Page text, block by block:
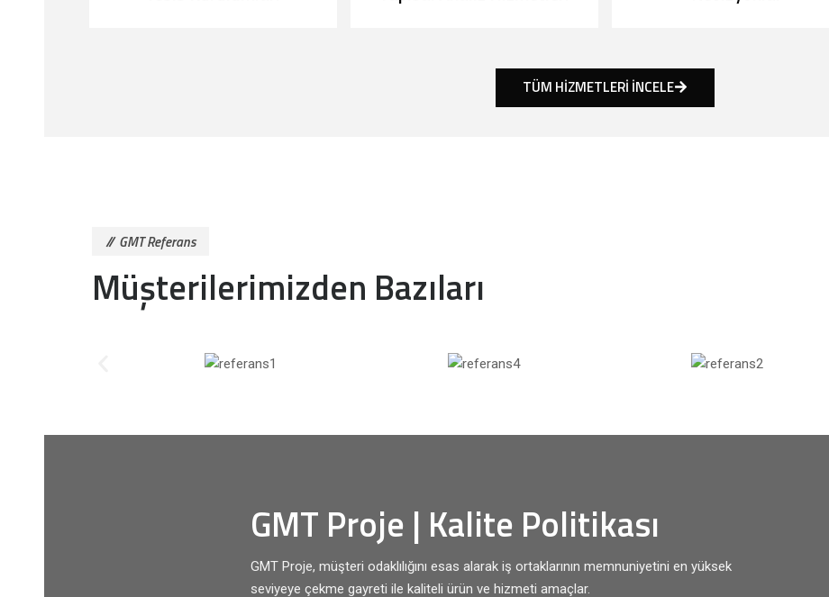
TÜM HİZMETLERİ İNCELE
GMT Referans
Müşterilerimizden Bazıları
GMT Proje | Kalite Politikası
GMT Proje, müşteri odaklılığını esas alarak iş ortaklarının memnuniyetini en yüksek
seviyeye çekme gayreti ile kaliteli ürün ve hizmeti amaçlar.